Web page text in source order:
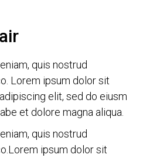
quis nostrud
Lorem ipsum dolor sit
elit, sed do eiusm
et dolore magna aliqua.
quis nostrud
ipsum dolor sit